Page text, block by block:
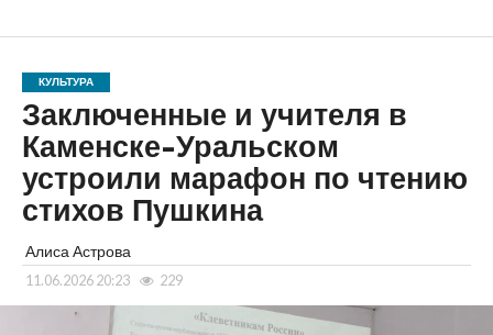
КУЛЬТУРА
Заключенные и учителя в
Каменске-Уральском
устроили марафон по чтению
стихов Пушкина
Алиса Астрова
11.06.2026 20:23 229